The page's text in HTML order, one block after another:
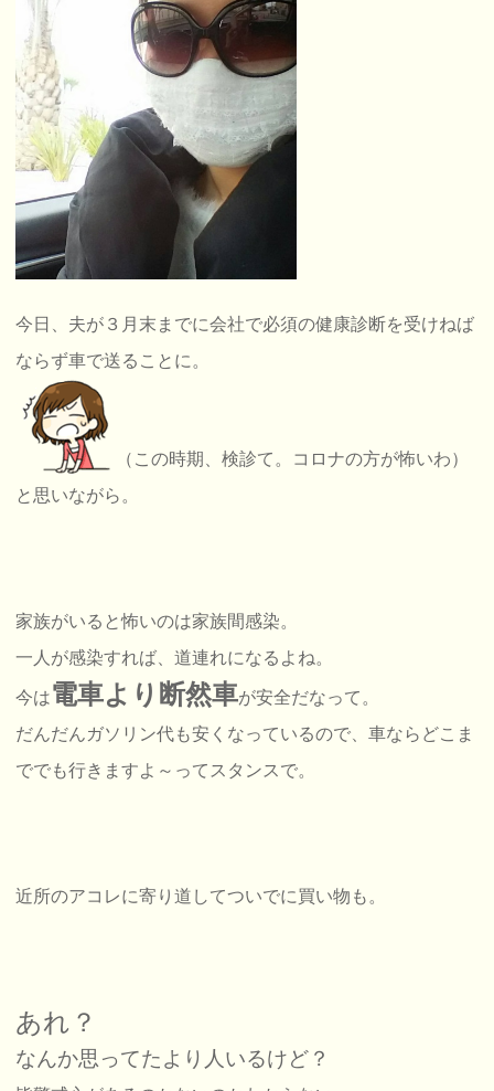
今日、夫が３月末までに会社で必須の健康診断を受けねば
ならず車で送ることに。
（この時期、検診て。コロナの方が怖いわ）
と思いながら。
家族がいると怖いのは家族間感染。
一人が感染すれば、道連れになるよね。
今は電車より断然車が安全だなって。
だんだんガソリン代も安くなっているので、車ならどこま
ででも行きますよ～ってスタンスで。
近所のアコレに寄り道してついでに買い物も。
あれ？
なんか思ってたより人いるけど？